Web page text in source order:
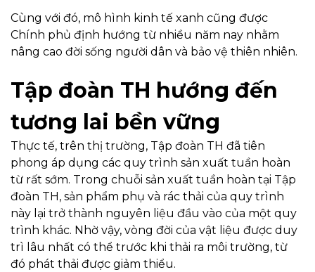
Cùng với đó, mô hình kinh tế xanh cũng được
Chính phủ định hướng từ nhiều năm nay nhằm
nâng cao đời sống người dân và bảo vệ thiên nhiên.
Tập đoàn TH hướng đến
tương lai bền vững
Thực tế, trên thị trường, Tập đoàn TH đã tiên
phong áp dụng các quy trình sản xuất tuần hoàn
từ rất sớm. Trong chuỗi sản xuất tuần hoàn tại Tập
đoàn TH, sản phẩm phụ và rác thải của quy trình
này lại trở thành nguyên liệu đầu vào của một quy
trình khác. Nhờ vậy, vòng đời của vật liệu được duy
trì lâu nhất có thể trước khi thải ra môi trường, từ
đó phát thải được giảm thiểu.